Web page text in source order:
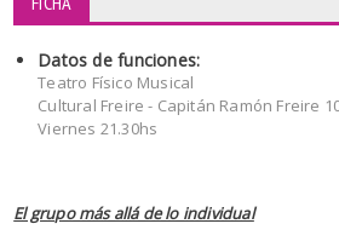
Datos de funciones:
Teatro Físico Musical
Cultural Freire - Capitán Ramón Freire
Viernes 21.30hs
El grupo más allá de lo individual